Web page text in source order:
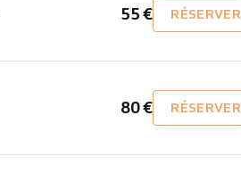
55 € RÉSERVER
80 € RÉSERVER